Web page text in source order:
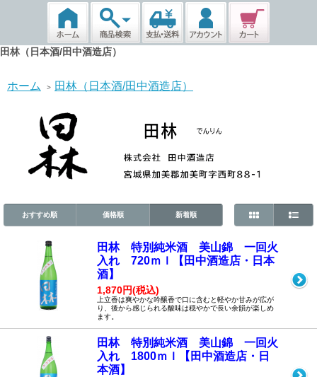
田林（日本酒/田中酒造店）
ホーム > 田林（日本酒/田中酒造店）
おすすめ順 価格順 新着順
田林 特別純米酒 美山錦 一回火
入れ 720ｍｌ【田中酒造店・日本
酒】
1,870円(税込)
上立香は爽やかな吟醸香で口に含むと軽やか甘みが広が
り、後から感じられる酸味は穏やかで長い余韻が楽しめ
ます。
田林 特別純米酒 美山錦 一回火
入れ 1800ｍｌ【田中酒造店・日
本酒】